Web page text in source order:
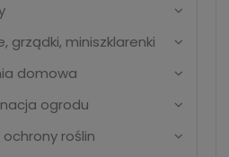
grządki, miniszklarenki
domowa
ogrodu
ochrony roślin